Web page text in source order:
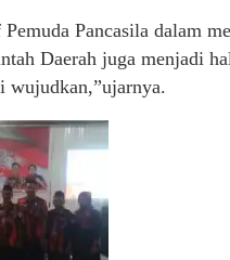
Pancasila dalam
Daerah juga menjadi
wujudkan,”ujarnya.